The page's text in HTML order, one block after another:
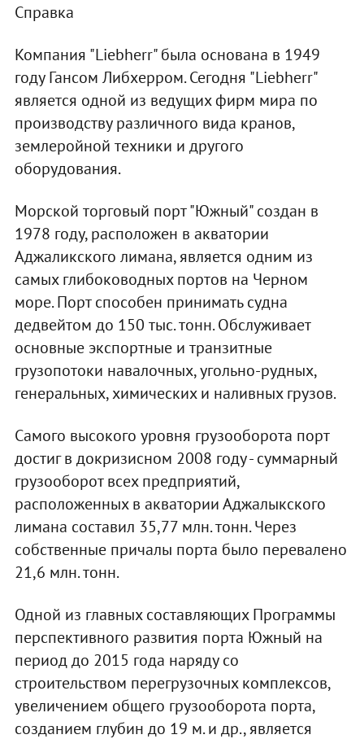
Справка
Компания "Liebherr" была основана в 1949
году Гансом Либхерром. Сегодня "Liebherr"
является одной из ведущих фирм мира по
производству различного вида кранов,
землеройной техники и другого
оборудования.
Морской торговый порт "Южный" создан в
1978 году, расположен в акватории
Аджаликского лимана, является одним из
самых глибоководных портов на Черном
море. Порт способен принимать судна
дедвейтом до 150 тыс. тонн. Обслуживает
основные экспортные и транзитные
грузопотоки навалочных, угольно-рудных,
генеральных, химических и наливных грузов.
Самого высокого уровня грузооборота порт
достиг в докризисном 2008 году - суммарный
грузооборот всех предприятий,
расположенных в акватории Аджалыкского
лимана составил 35,77 млн. тонн. Через
собственные причалы порта было перевалено
21,6 млн. тонн.
Одной из главных составляющих Программы
перспективного развития порта Южный на
период до 2015 года наряду со
строительством перегрузочных комплексов,
увеличением общего грузооборота порта,
созданием глубин до 19 м. и др., является